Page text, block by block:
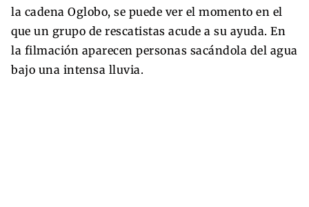
la cadena Oglobo, se puede ver el momento en el
que un grupo de rescatistas acude a su ayuda. En
la filmación aparecen personas sacándola del agua
bajo una intensa lluvia.